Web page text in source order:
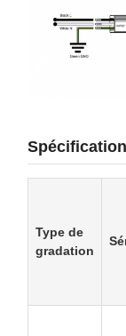
Type de
gradation